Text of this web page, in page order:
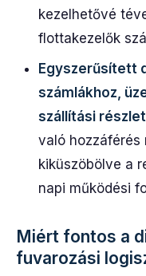
kezelhetővé
flottakezelők
Egyszerűsített
számlákhoz,
szállítási
való hozzáférés
kiküszöbölve a
napi működési
Miért fontos a
fuvarozási